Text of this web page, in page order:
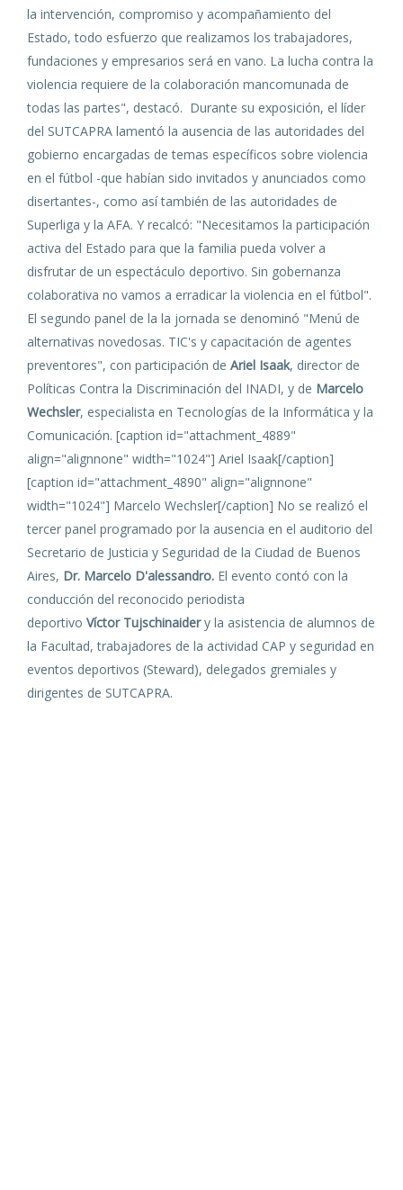
la intervención, compromiso y acompañamiento del
Estado, todo esfuerzo que realizamos los trabajadores,
fundaciones y empresarios será en vano. La lucha contra la
violencia requiere de la colaboración mancomunada de
todas las partes", destacó. Durante su exposición, el líder
del SUTCAPRA lamentó la ausencia de las autoridades del
gobierno encargadas de temas específicos sobre violencia
en el fútbol -que habían sido invitados y anunciados como
disertantes-, como así también de las autoridades de
Superliga y la AFA. Y recalcó: "Necesitamos la participación
activa del Estado para que la familia pueda volver a
disfrutar de un espectáculo deportivo. Sin gobernanza
colaborativa no vamos a erradicar la violencia en el fútbol".
El segundo panel de la la jornada se denominó "Menú de
alternativas novedosas. TIC's y capacitación de agentes
preventores", con participación de Ariel Isaak, director de
Políticas Contra la Discriminación del INADI, y de Marcelo
Wechsler, especialista en Tecnologías de la Informática y la
Comunicación. [caption id="attachment_4889"
align="alignnone" width="1024"] Ariel Isaak[/caption]
[caption id="attachment_4890" align="alignnone"
width="1024"] Marcelo Wechsler[/caption] No se realizó el
tercer panel programado por la ausencia en el auditorio del
Secretario de Justicia y Seguridad de la Ciudad de Buenos
Aires, Dr. Marcelo D'alessandro. El evento contó con la
conducción del reconocido periodista
deportivo Víctor Tujschinaidery la asistencia de alumnos de
la Facultad, trabajadores de la actividad CAP y seguridad en
eventos deportivos (Steward), delegados gremiales y
dirigentes de SUTCAPRA.